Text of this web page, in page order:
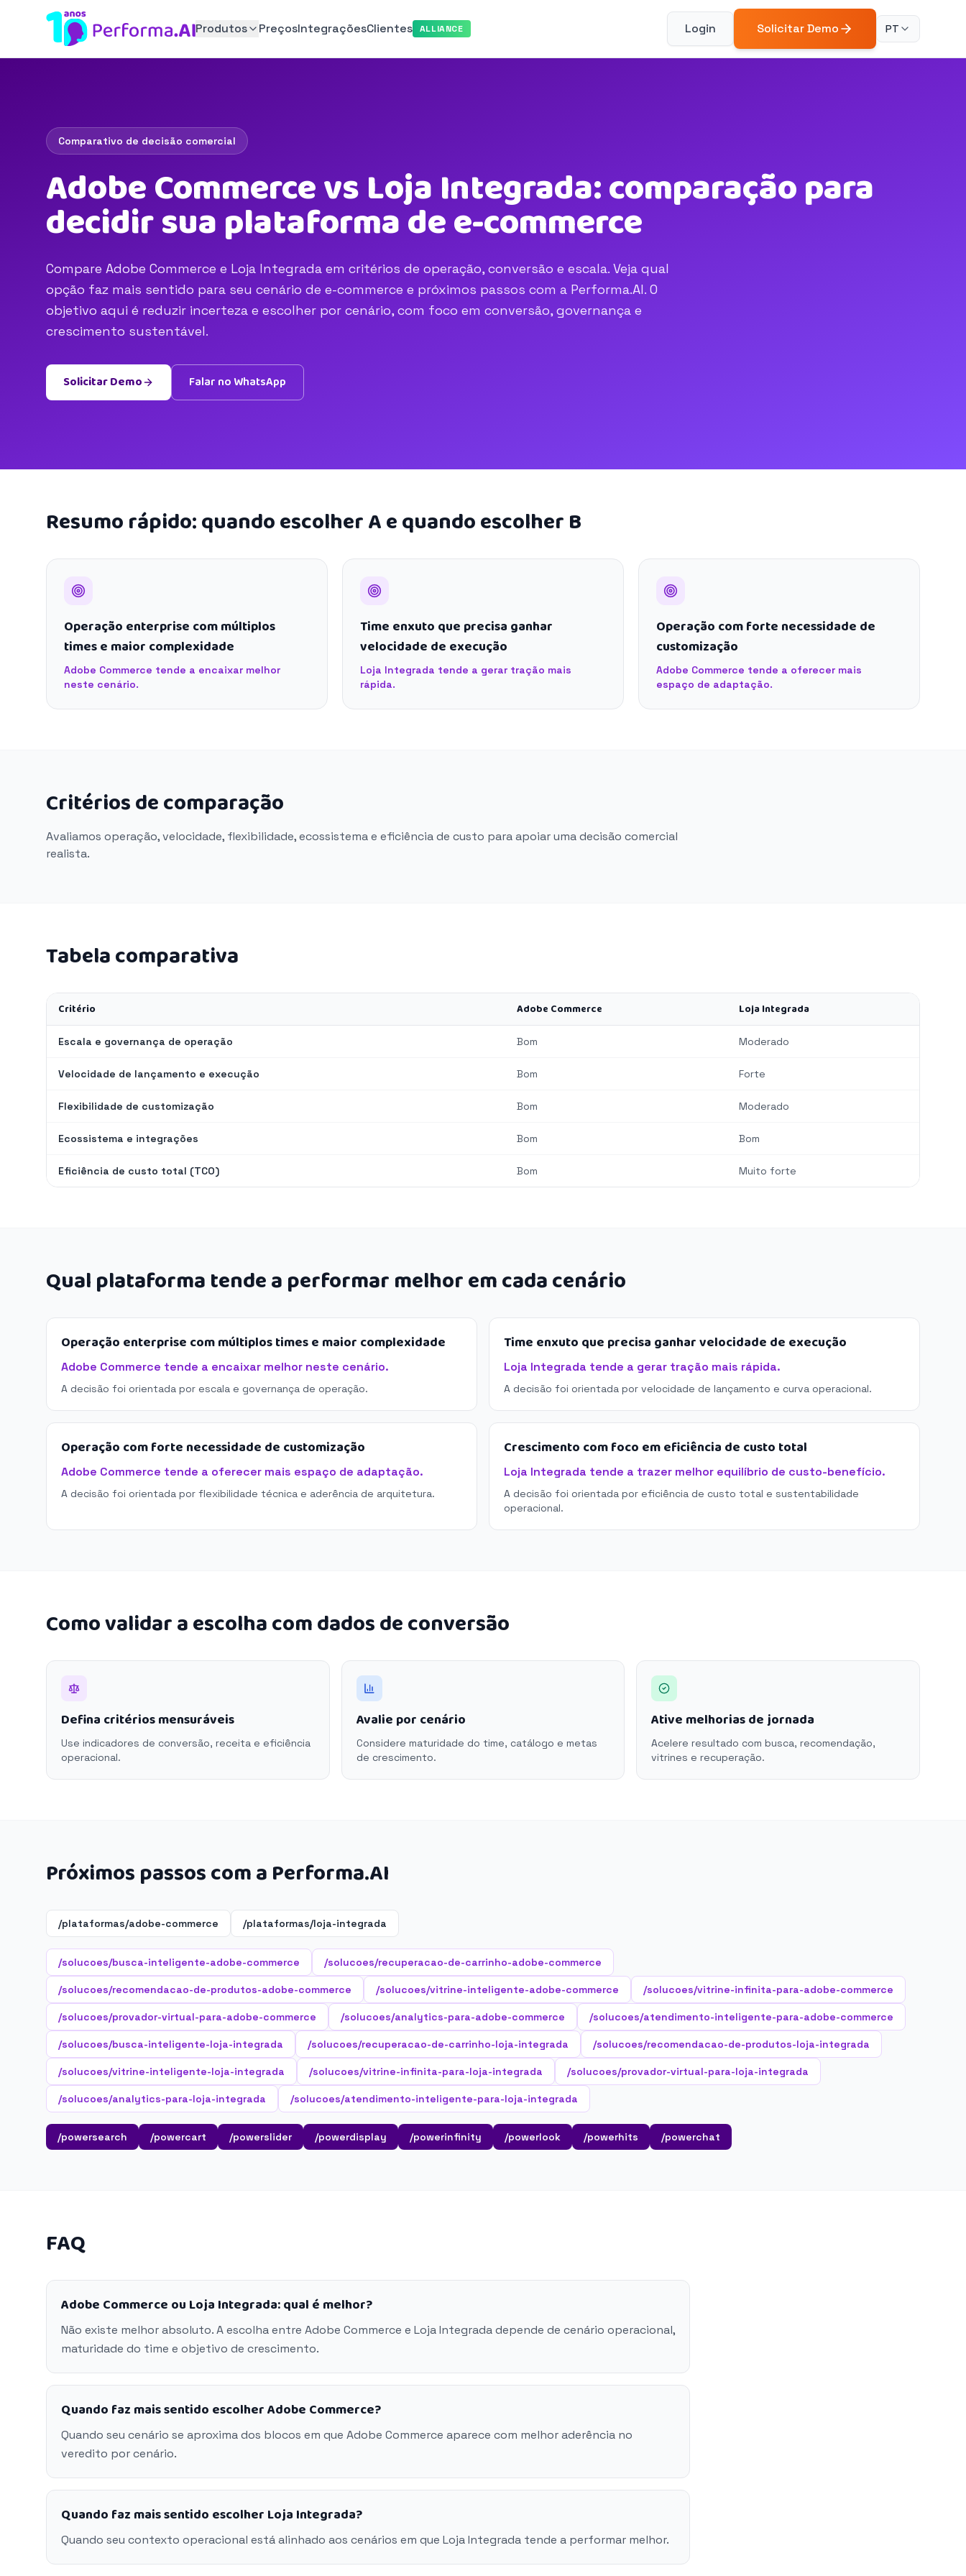
Produtos PreçosIntegraçõesClientes ALLIANCE Login Solicitar Demo PT
Comparativo de decisão comercial
Adobe Commerce vs Loja Integrada: comparação para
decidir sua plataforma de e-commerce
Compare Adobe Commerce e Loja Integrada em critérios de operação, conversão e escala. Veja qual
opção faz mais sentido para seu cenário de e-commerce e próximos passos com a Performa.AI. O
objetivo aqui é reduzir incerteza e escolher por cenário, com foco em conversão, governança e
crescimento sustentável.
Solicitar Demo Falar no WhatsApp
Resumo rápido: quando escolher A e quando escolher B
Operação enterprise com múltiplos
times e maior complexidade
Adobe Commerce tende a encaixar melhor
neste cenário.
Time enxuto que precisa ganhar
velocidade de execução
Loja Integrada tende a gerar tração mais
rápida.
Operação com forte necessidade de
customização
Adobe Commerce tende a oferecer mais
espaço de adaptação.
Critérios de comparação
Avaliamos operação, velocidade, flexibilidade, ecossistema e eficiência de custo para apoiar uma decisão comercial
realista.
Tabela comparativa
Critério Adobe Commerce Loja Integrada
Escala e governança de operação Bom Moderado
Velocidade de lançamento e execução Bom Forte
Flexibilidade de customização Bom Moderado
Ecossistema e integrações Bom Bom
Eficiência de custo total (TCO) Bom Muito forte
Qual plataforma tende a performar melhor em cada cenário
Operação enterprise com múltiplos times e maior complexidade
Adobe Commerce tende a encaixar melhor neste cenário.
A decisão foi orientada por escala e governança de operação.
Time enxuto que precisa ganhar velocidade de execução
Loja Integrada tende a gerar tração mais rápida.
A decisão foi orientada por velocidade de lançamento e curva operacional.
Operação com forte necessidade de customização
Adobe Commerce tende a oferecer mais espaço de adaptação.
A decisão foi orientada por flexibilidade técnica e aderência de arquitetura.
Crescimento com foco em eficiência de custo total
Loja Integrada tende a trazer melhor equilíbrio de custo-benefício.
A decisão foi orientada por eficiência de custo total e sustentabilidade
operacional.
Como validar a escolha com dados de conversão
Defina critérios mensuráveis
Use indicadores de conversão, receita e eficiência
operacional.
Avalie por cenário
Considere maturidade do time, catálogo e metas
de crescimento.
Ative melhorias de jornada
Acelere resultado com busca, recomendação,
vitrines e recuperação.
Próximos passos com a Performa.AI
/plataformas/adobe-commerce /plataformas/loja-integrada
/solucoes/busca-inteligente-adobe-commerce /solucoes/recuperacao-de-carrinho-adobe-commerce
/solucoes/recomendacao-de-produtos-adobe-commerce /solucoes/vitrine-inteligente-adobe-commerce /solucoes/vitrine-infinita-para-adobe-commerce
/solucoes/provador-virtual-para-adobe-commerce /solucoes/analytics-para-adobe-commerce /solucoes/atendimento-inteligente-para-adobe-commerce
/solucoes/busca-inteligente-loja-integrada /solucoes/recuperacao-de-carrinho-loja-integrada /solucoes/recomendacao-de-produtos-loja-integrada
/solucoes/vitrine-inteligente-loja-integrada /solucoes/vitrine-infinita-para-loja-integrada /solucoes/provador-virtual-para-loja-integrada
/solucoes/analytics-para-loja-integrada /solucoes/atendimento-inteligente-para-loja-integrada
/powersearch /powercart /powerslider /powerdisplay /powerinfinity /powerlook /powerhits /powerchat
FAQ
Adobe Commerce ou Loja Integrada: qual é melhor?
Não existe melhor absoluto. A escolha entre Adobe Commerce e Loja Integrada depende de cenário operacional,
maturidade do time e objetivo de crescimento.
Quando faz mais sentido escolher Adobe Commerce?
Quando seu cenário se aproxima dos blocos em que Adobe Commerce aparece com melhor aderência no
veredito por cenário.
Quando faz mais sentido escolher Loja Integrada?
Quando seu contexto operacional está alinhado aos cenários em que Loja Integrada tende a performar melhor.